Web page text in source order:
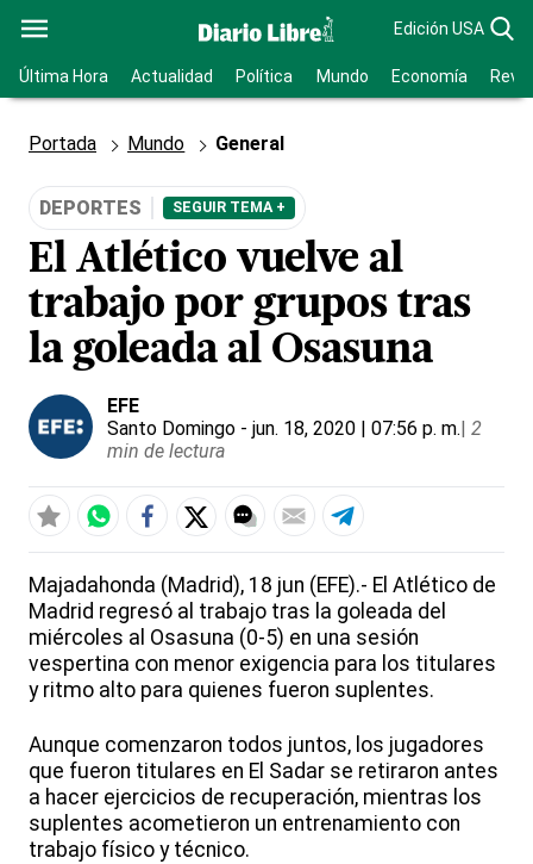
Edición USA
Última Hora Actualidad Política Mundo Economía
Portada Mundo General
DEPORTES SEGUIR TEMA +
El Atlético vuelve al
trabajo por grupos tras
la goleada al Osasuna
EFE
Santo Domingo - jun. 18, 2020 | 07:56 p. m.| 2
min de lectura
Majadahonda (Madrid), 18 jun (EFE).- El Atlético de
Madrid regresó al trabajo tras la goleada del
miércoles al Osasuna (0-5) en una sesión
vespertina con menor exigencia para los titulares
y ritmo alto para quienes fueron suplentes.
Aunque comenzaron todos juntos, los jugadores
que fueron titulares en El Sadar se retiraron antes
a hacer ejercicios de recuperación, mientras los
suplentes acometieron un entrenamiento con
trabajo físico y técnico.